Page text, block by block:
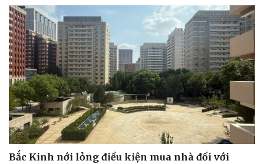
Bắc Kinh nới lỏng điều kiện mua nhà đối với